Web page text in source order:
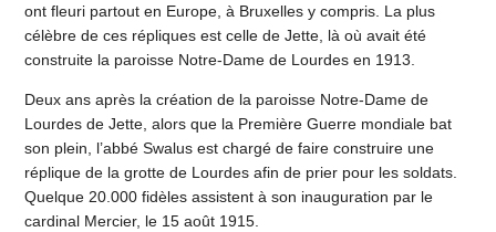
ont fleuri partout en Europe, à Bruxelles y compris. La plus
célèbre de ces répliques est celle de Jette, là où avait été
construite la paroisse Notre-Dame de Lourdes en 1913.
Deux ans après la création de la paroisse Notre-Dame de
Lourdes de Jette, alors que la Première Guerre mondiale bat
son plein, l’abbé Swalus est chargé de faire construire une
réplique de la grotte de Lourdes afin de prier pour les soldats.
Quelque 20.000 fidèles assistent à son inauguration par le
cardinal Mercier, le 15 août 1915.